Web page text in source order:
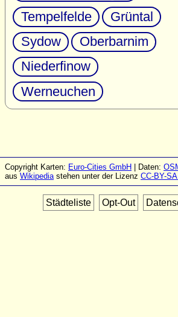
Tempelfelde
Grüntal
Sydow
Oberbarnim
Niederfinow
Werneuchen
Copyright Karten: Euro-Cities GmbH | Daten:
aus Wikipediastehen unter der Lizenz CC-BY-
Städteliste Opt-Out